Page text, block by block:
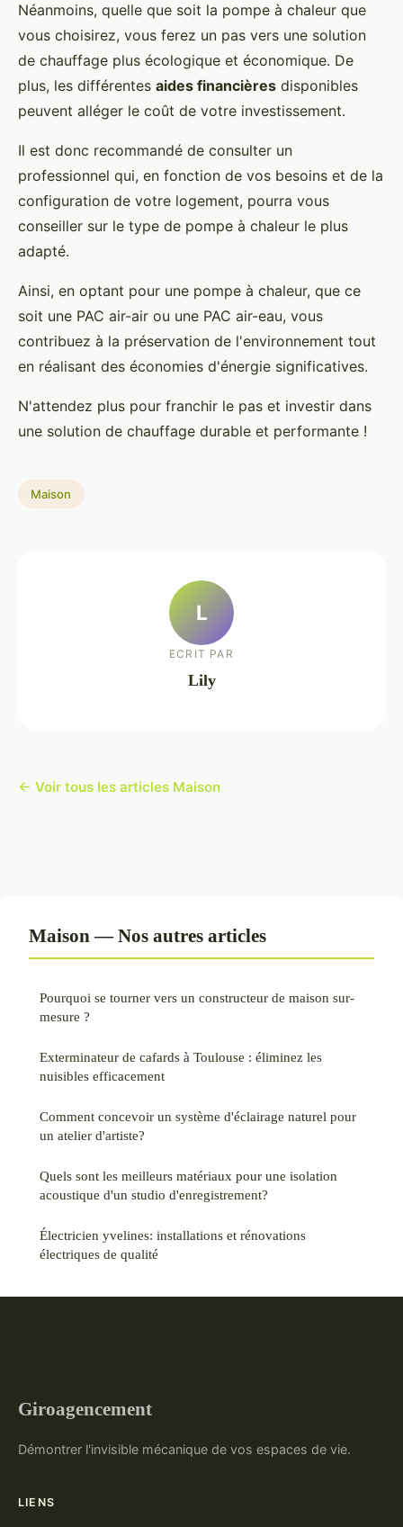
Néanmoins, quelle que soit la pompe à chaleur que
vous choisirez, vous ferez un pas vers une solution
de chauffage plus écologique et économique. De
plus, les différentes aides financières disponibles
peuvent alléger le coût de votre investissement.
Il est donc recommandé de consulter un
professionnel qui, en fonction de vos besoins et de la
configuration de votre logement, pourra vous
conseiller sur le type de pompe à chaleur le plus
adapté.
Ainsi, en optant pour une pompe à chaleur, que ce
soit une PAC air-air ou une PAC air-eau, vous
contribuez à la préservation de l'environnement tout
en réalisant des économies d'énergie significatives.
N'attendez plus pour franchir le pas et investir dans
une solution de chauffage durable et performante !
Maison
L
ECRIT PAR
Lily
← Voir tous les articles Maison
Maison — Nos autres articles
Pourquoi se tourner vers un constructeur de maison sur-
mesure ?
Exterminateur de cafards à Toulouse : éliminez les
nuisibles efficacement
Comment concevoir un système d'éclairage naturel pour
un atelier d'artiste?
Quels sont les meilleurs matériaux pour une isolation
acoustique d'un studio d'enregistrement?
Électricien yvelines: installations et rénovations
électriques de qualité
Giroagencement
Démontrer l'invisible mécanique de vos espaces de vie.
LIENS